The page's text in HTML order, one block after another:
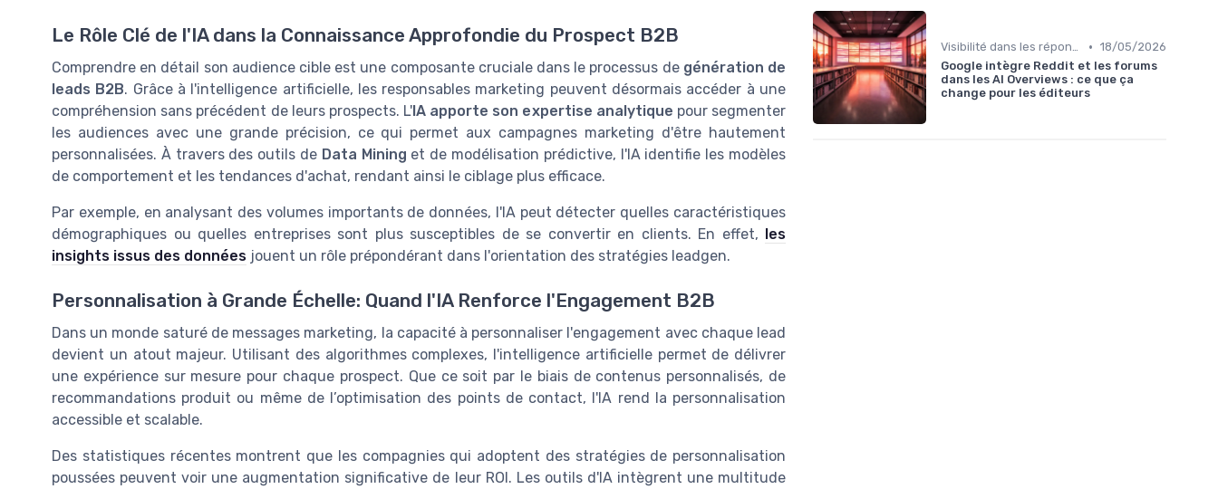
Le Rôle Clé de l'IA dans la Connaissance Approfondie du Prospect B2B
Comprendre en détail son audience cible est une composante cruciale dans le processus de génération de
leads B2B. Grâce à l'intelligence artificielle, les responsables marketing peuvent désormais accéder à une
compréhension sans précédent de leurs prospects. L' IA apporte son expertise analytique pour segmenter
les audiences avec une grande précision, ce qui permet aux campagnes marketing d'être hautement
personnalisées. À travers des outils de Data Mining et de modélisation prédictive, l'IA identifie les modèles
de comportement et les tendances d'achat, rendant ainsi le ciblage plus efficace.
Par exemple, en analysant des volumes importants de données, l'IA peut détecter quelles caractéristiques
démographiques ou quelles entreprises sont plus susceptibles de se convertir en clients. En effet,
les
insights issus des données jouent un rôle prépondérant dans l'orientation des stratégies leadgen.
Personnalisation à Grande Échelle: Quand l'IA Renforce l'Engagement B2B
Dans un monde saturé de messages marketing, la capacité à personnaliser l'engagement avec chaque lead
devient un atout majeur. Utilisant des algorithmes complexes, l'intelligence artificielle permet de délivrer
une expérience sur mesure pour chaque prospect. Que ce soit par le biais de contenus personnalisés, de
recommandations produit ou même de l’optimisation des points de contact, l'IA rend la personnalisation
accessible et scalable.
Des statistiques récentes montrent que les compagnies qui adoptent des stratégies de personnalisation
poussées peuvent voir une augmentation significative de leur ROI. Les outils d'IA intègrent une multitude
Visibilité dans les réponses génératives • 18/05/2026
Google intègre Reddit et les forums
dans les AI Overviews : ce que ça
change pour les éditeurs